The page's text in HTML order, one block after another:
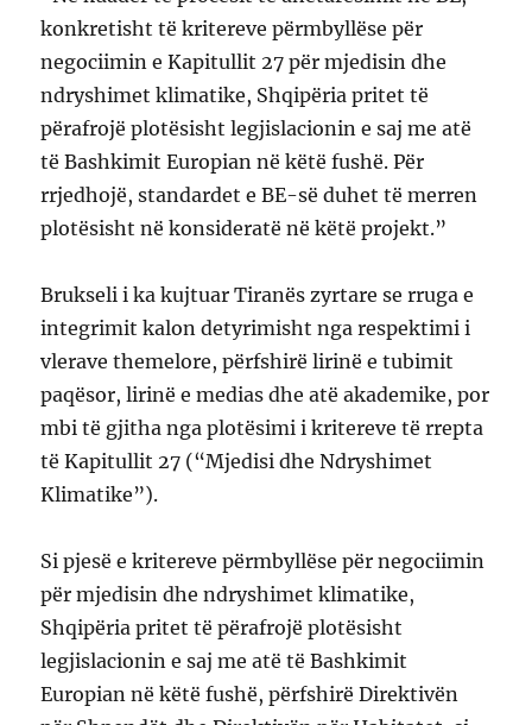
konkretisht të kritereve përmbyllëse për
negociimin e Kapitullit 27 për mjedisin dhe
ndryshimet klimatike, Shqipëria pritet të
përafrojë plotësisht legjislacionin e saj me atë
të Bashkimit Europian në këtë fushë. Për
rrjedhojë, standardet e BE-së duhet të merren
plotësisht në konsideratë në këtë projekt.”
Brukseli i ka kujtuar Tiranës zyrtare se rruga e
integrimit kalon detyrimisht nga respektimi i
vlerave themelore, përfshirë lirinë e tubimit
paqësor, lirinë e medias dhe atë akademike, por
mbi të gjitha nga plotësimi i kritereve të rrepta
të Kapitullit 27 (“Mjedisi dhe Ndryshimet
Klimatike”).
Si pjesë e kritereve përmbyllëse për negociimin
për mjedisin dhe ndryshimet klimatike,
Shqipëria pritet të përafrojë plotësisht
legjislacionin e saj me atë të Bashkimit
Europian në këtë fushë, përfshirë Direktivën